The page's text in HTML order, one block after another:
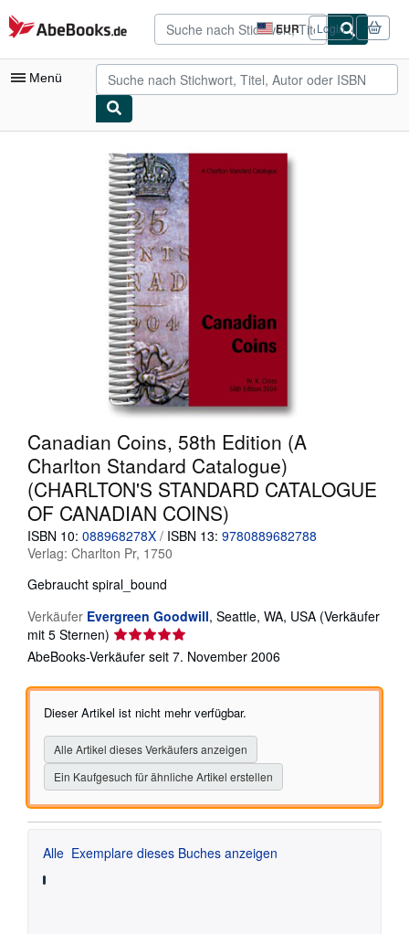
Zum Hauptinhalt
AbeBooks.de EUR
Seite
der
Einkaufseinstellungen.
Login
Menü
Meine Bestellungen
Antiquarische Bücher
Kunst & Sammlerstücke
Verkäufer werden
SCHLIESSEN
Canadian Coins, 58th Edition (A
Charlton Standard Catalogue)
(CHARLTON'S STANDARD CATALOGUE
OF CANADIAN COINS)
ISBN 10: 088968278X / ISBN 13: 9780889682788
Verlag: Charlton Pr, 1750
Gebraucht spiral_bound
Verkäufer Evergreen Goodwill, Seattle, WA, USA (Verkäufer
mit 5 Sternen) Verkäuferbewertung
5
5
Sternen
AbeBooks-Verkäufer seit 7. November 2006
Dieser Artikel ist nicht mehr verfügbar.
Alle Artikel dieses Verkäufers anzeigen
Ein Kaufgesuch für ähnliche Artikel erstellen
Alle Exemplare dieses Buches anzeigen